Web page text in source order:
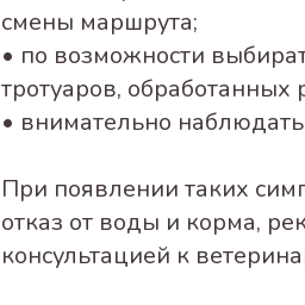
смены маршрута;
• по возможности
тротуаров, обработанных
• внимательно
При появлении таких
отказ от воды и корма,
консультацией к